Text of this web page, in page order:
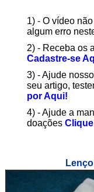
1) - O vídeo
algum erro
2) - Receba os
Cadastre-se
3) - Ajude
seu artigo,
por Aqui!
4) - Ajude a
doações